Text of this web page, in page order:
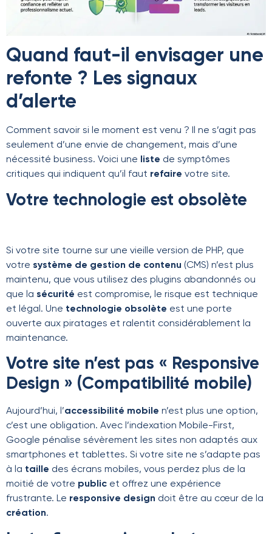
Quand faut-il envisager une
refonte ? Les signaux
d’alerte
Comment savoir si le moment est venu ? Il ne s’agit pas
seulement d’une envie de changement, mais d’une
nécessité business. Voici une
liste de symptômes
critiques qui indiquent qu’il faut refaire votre site.
Votre technologie est obsolète
Si votre site tourne sur une vieille version de PHP, que
votre système de gestion de contenu (CMS) n’est plus
maintenu, que vous utilisez des plugins abandonnés ou
que la sécurité est compromise, le risque est technique
et légal. Une technologie obsolète est une porte
ouverte aux piratages et ralentit considérablement la
maintenance.
Votre site n’est pas « Responsive
Design » (Compatibilité mobile)
Aujourd’hui, l’accessibilité mobile n’est plus une option,
c’est une obligation. Avec l’indexation Mobile-First,
Google pénalise sévèrement les sites non adaptés aux
smartphones et tablettes. Si votre site ne s’adapte pas
à la taille des écrans mobiles, vous perdez plus de la
moitié de votre public et offrez une expérience
frustrante. Le responsive design doit être au cœur de la
création.